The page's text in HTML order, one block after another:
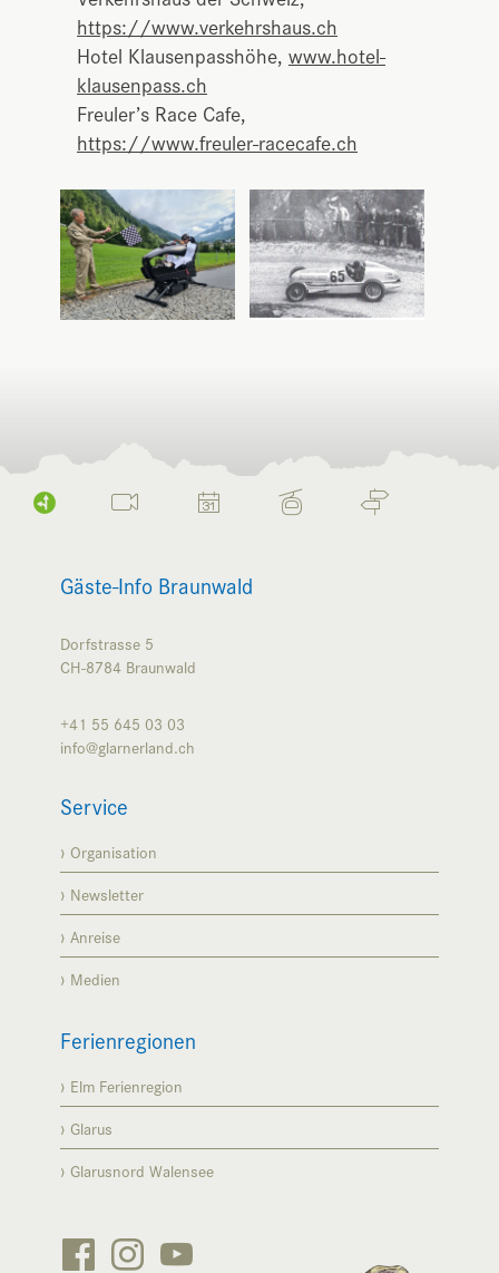
https://www.verkehrshaus.ch
Hotel Klausenpasshöhe, www.hotel-
klausenpass.ch
Freuler’s Race Cafe,
https://www.freuler-racecafe.ch
Gäste-Info Braunwald
Dorfstrasse 5
CH-8784 Braunwald
+41 55 645 03 03
info@glarnerland.ch
Service
Organisation
Newsletter
Anreise
Medien
Ferienregionen
Elm Ferienregion
Glarus
Glarusnord Walensee

 